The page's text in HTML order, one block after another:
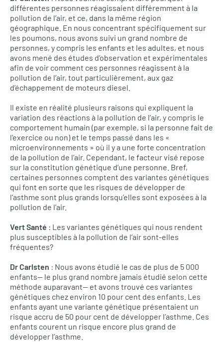
différentes personnes réagissaient différemment à la
pollution de l’air, et ce, dans la même région
géographique. En nous concentrant spécifiquement sur
les poumons, nous avons suivi un grand nombre de
personnes, y compris les enfants et les adultes, et nous
avons mené des études d’observation et expérimentales
afin de voir comment ces personnes réagissent à la
pollution de l’air, tout particulièrement, aux gaz
d’échappement de moteurs diesel.
Il existe en réalité plusieurs raisons qui expliquent la
variation des réactions à la pollution de l’air, y compris le
comportement humain (par exemple, si la personne fait de
l’exercice ou non) et le temps passé dans les «
microenvironnements » où il y a une forte concentration
de la pollution de l’air. Cependant, le facteur visé repose
sur la constitution génétique d’une personne. Bref,
certaines personnes comptent des variantes génétiques
qui font en sorte que les risques de développer de
l’asthme sont plus grands lorsqu’elles sont exposées à la
pollution de l’air.
Vert Santé : Les variantes génétiques qui nous rendent
plus susceptibles à la pollution de l’air sont-elles
fréquentes?
Dr Carlsten : Nous avons étudié le cas de plus de 5 000
enfants— le plus grand nombre jamais étudié selon cette
méthode auparavant— et avons trouvé ces variantes
génétiques chez environ 10 pour cent des enfants. Les
enfants ayant une variante génétique présentaient un
risque accru de 50 pour cent de développer l’asthme. Ces
enfants courent un risque encore plus grand de
développer l’asthme.